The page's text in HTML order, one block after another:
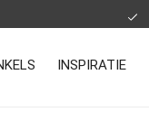
INSPIRATIE